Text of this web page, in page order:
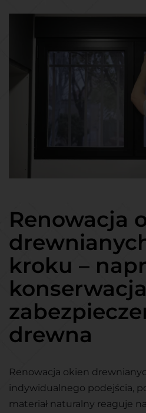
Renowacja
kroku –
drewna
Renowacja okien
indywidualnego podejścia,
materiał naturalny reaguje